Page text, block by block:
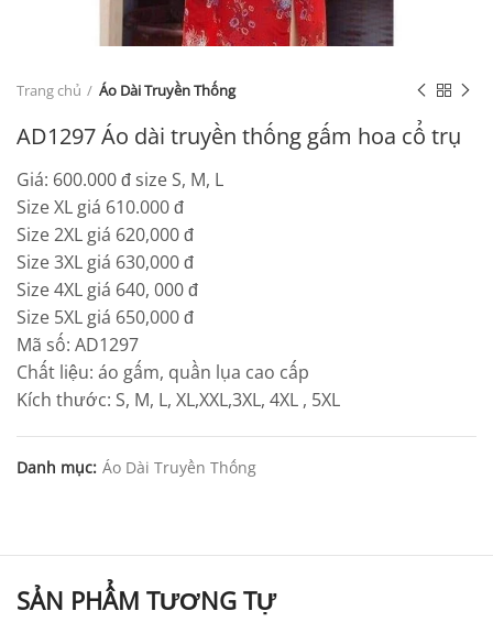
Trang chủ Áo Dài Truyền Thống
AD1297 Áo dài truyền thống gấm hoa cổ trụ
Giá: 600.000 đ size S, M, L
Size XL giá 610.000 đ
Size 2XL giá 620,000 đ
Size 3XL giá 630,000 đ
Size 4XL giá 640, 000 đ
Size 5XL giá 650,000 đ
Mã số: AD1297
Chất liệu: áo gấm, quần lụa cao cấp
Kích thước: S, M, L, XL,XXL,3XL, 4XL , 5XL
Danh mục: Áo Dài Truyền Thống
SẢN PHẨM TƯƠNG TỰ